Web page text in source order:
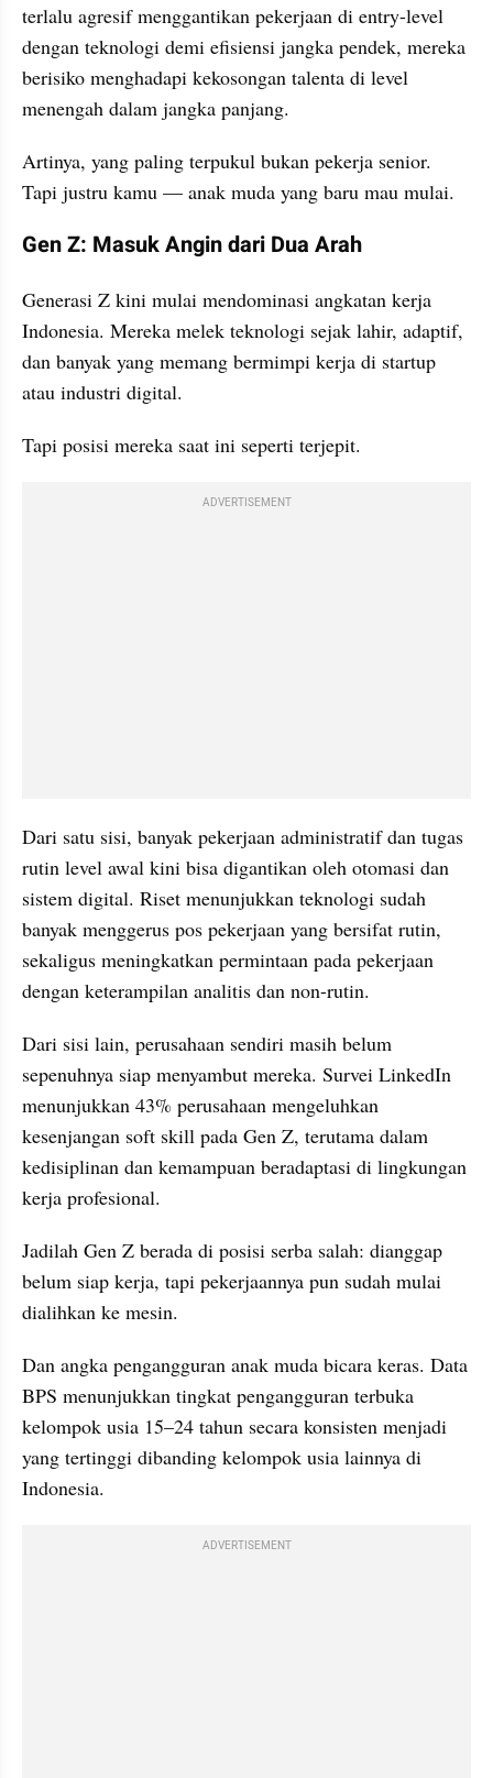
terlalu agresif menggantikan pekerjaan di entry-level
dengan teknologi demi efisiensi jangka pendek, mereka
berisiko menghadapi kekosongan talenta di level
menengah dalam jangka panjang.
Artinya, yang paling terpukul bukan pekerja senior.
Tapi justru kamu — anak muda yang baru mau mulai.
Gen Z: Masuk Angin dari Dua Arah
Generasi Z kini mulai mendominasi angkatan kerja
Indonesia. Mereka melek teknologi sejak lahir, adaptif,
dan banyak yang memang bermimpi kerja di startup
atau industri digital.
Tapi posisi mereka saat ini seperti terjepit.
ADVERTISEMENT
Dari satu sisi, banyak pekerjaan administratif dan tugas
rutin level awal kini bisa digantikan oleh otomasi dan
sistem digital. Riset menunjukkan teknologi sudah
banyak menggerus pos pekerjaan yang bersifat rutin,
sekaligus meningkatkan permintaan pada pekerjaan
dengan keterampilan analitis dan non-rutin.
Dari sisi lain, perusahaan sendiri masih belum
sepenuhnya siap menyambut mereka. Survei LinkedIn
menunjukkan 43% perusahaan mengeluhkan
kesenjangan soft skill pada Gen Z, terutama dalam
kedisiplinan dan kemampuan beradaptasi di lingkungan
kerja profesional.
Jadilah Gen Z berada di posisi serba salah: dianggap
belum siap kerja, tapi pekerjaannya pun sudah mulai
dialihkan ke mesin.
Dan angka pengangguran anak muda bicara keras. Data
BPS menunjukkan tingkat pengangguran terbuka
kelompok usia 15–24 tahun secara konsisten menjadi
yang tertinggi dibanding kelompok usia lainnya di
Indonesia.
ADVERTISEMENT